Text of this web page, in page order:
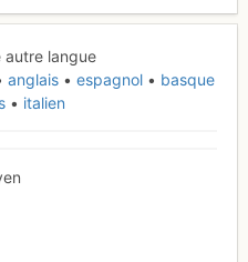
autre langue
anglais espagnol
basque
italien